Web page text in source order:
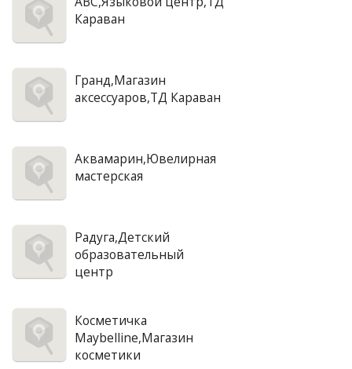
Караван
Гранд,Магазин
аксессуаров,ТД Караван
Аквамарин,Ювелирная
мастерская
Радуга,Детский
образовательный
центр
Косметичка
Maybelline,Магазин
косметики